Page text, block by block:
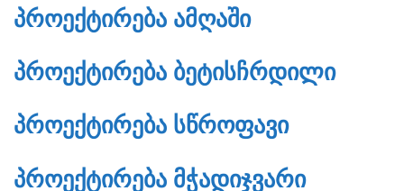
ᲞᲠᲝᲔᲥᲢᲘᲠᲔᲑᲐ ᲐᲛᲦᲐᲨᲘ
ᲞᲠᲝᲔᲥᲢᲘᲠᲔᲑᲐ ᲑᲔᲢᲘᲡᲩᲠᲓᲘᲚᲘ
ᲞᲠᲝᲔᲥᲢᲘᲠᲔᲑᲐ ᲡᲬᲠᲝᲤᲐᲕᲘ
ᲞᲠᲝᲔᲥᲢᲘᲠᲔᲑᲐ ᲛᲭᲐᲓᲘᲯᲕᲐᲠᲘ